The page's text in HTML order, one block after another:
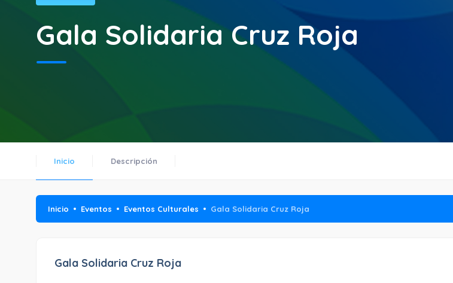
Gala Solidaria Cruz Roja
Inicio Descripción
Inicio Eventos Eventos Culturales Gala Solidaria Cruz Roja
Gala Solidaria Cruz Roja